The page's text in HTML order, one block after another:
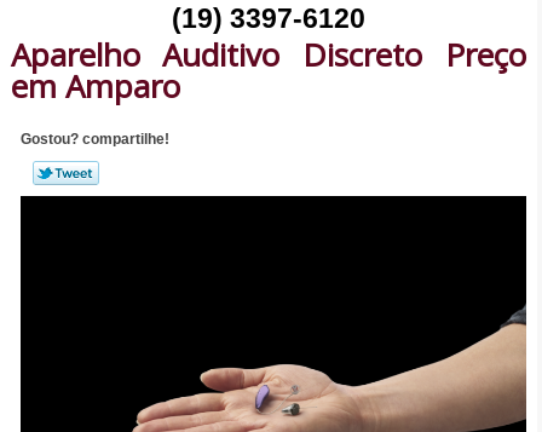
(19) 3397-6120
Aparelho Auditivo Discreto Preço
em Amparo
Gostou? compartilhe!